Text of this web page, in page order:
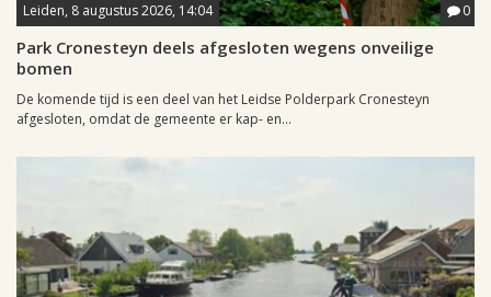
Leiden, 8 augustus 2026, 14:04 0
Park Cronesteyn deels afgesloten wegens onveilige
bomen
De komende tijd is een deel van het Leidse Polderpark Cronesteyn
afgesloten, omdat de gemeente er kap- en...